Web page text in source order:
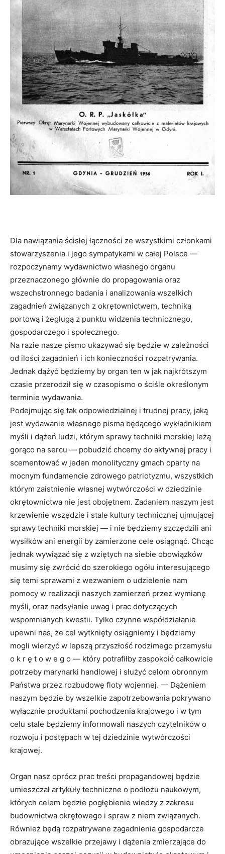
Dla nawiązania ścisłej łączności ze wszystkimi członkami
stowarzyszenia i jego sympatykami w całej Polsce —
rozpoczynamy wydawnictwo własnego organu
przeznaczonego głównie do propagowania oraz
wszechstronnego badania i analizowania wszelkich
zagadnień związanych z okrętownictwem, techniką
portową i żeglugą z punktu widzenia technicznego,
gospodarczego i społecznego.
Na razie nasze pismo ukazywać się będzie w zależności
od ilości zagadnień i ich konieczności rozpatrywania.
Jednak dążyć będziemy by organ ten w jak najkrótszym
czasie przerodził się w czasopismo o ściśle określonym
terminie wydawania.
Podejmując się tak odpowiedzialnej i trudnej pracy, jaką
jest wydawanie własnego pisma będącego wykładnikiem
myśli i dążeń ludzi, którym sprawy techniki morskiej leżą
gorąco na sercu — pobudzić chcemy do aktywnej pracy i
scementować w jeden monolityczny gmach oparty na
mocnym fundamencie zdrowego patriotyzmu, wszystkich
którym zaistnienie własnej wytwórczości w dziedzinie
okrętownictwa nie jest obojętnem. Zadaniem naszym jest
krzewienie wszędzie i stale kultury technicznej ujmującej
sprawy techniki morskiej — i nie będziemy szczędzili ani
wysiłków ani energii by zamierzone cele osiągnąć. Chcąc
jednak wywiązać się z wziętych na siebie obowiązków
musimy się zwrócić do szerokiego ogółu interesującego
się temi sprawami z wezwaniem o udzielenie nam
pomocy w realizacji naszych zamierzeń przez wymianę
myśli, oraz nadsyłanie uwag i prac dotyczących
wspomnianych kwestii. Tylko czynne współdziałanie
upewni nas, że cel wytknięty osiągniemy i będziemy
mogli wierzyć w lepszą przyszłość rodzimego przemysłu
o k r ę t o w e g o — który potrafiłby zaspokoić całkowicie
potrzeby marynarki handlowej i służyć celom obronnym
Państwa przez rozbudowę floty wojennej. — Dążeniem
naszym będzie by wszelkie zapotrzebowania pokrywano
wyłącznie produktami pochodzenia krajowego i w tym
celu stale będziemy informowali naszych czytelników o
rozwoju i postępach w tej dziedzinie wytwórczości
krajowej.
Organ nasz oprócz prac treści propagandowej będzie
umieszczał artykuły techniczne o podłożu naukowym,
których celem będzie pogłębienie wiedzy z zakresu
budownictwa okrętowego i spraw z niem związanych.
Również będą rozpatrywane zagadnienia gospodarcze
obrazujące wszelkie przejawy i dążenia zmierzające do